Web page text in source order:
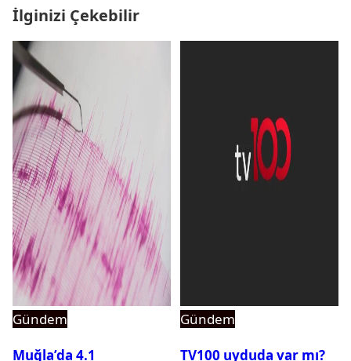
İlginizi Çekebilir
Gündem
Muğla’da 4.1
Gündem
TV100 uyduda var mı?